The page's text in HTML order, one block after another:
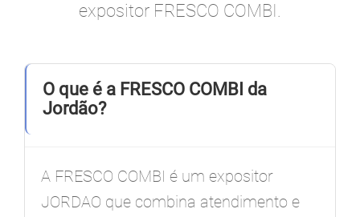
expositor FRESCO COMBI.
O que é a FRESCO COMBI da
Jordão?
A FRESCO COMBI é um expositor
JORDAO que combina atendimento e